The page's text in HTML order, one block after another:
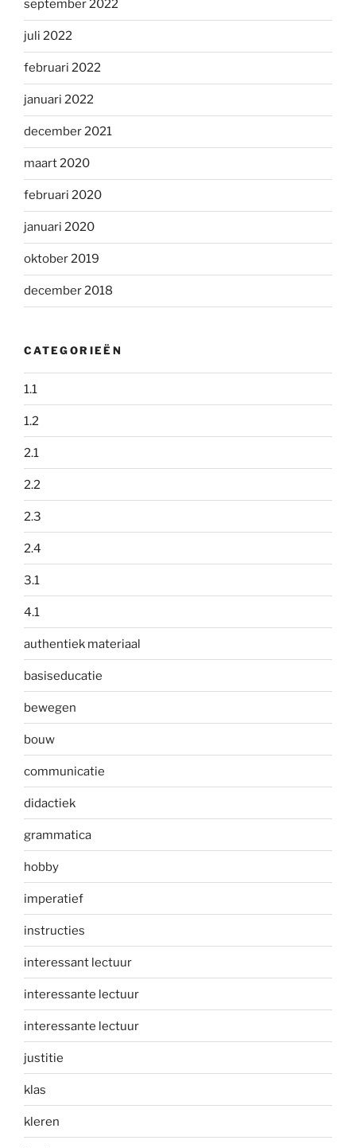
september 2022
juli 2022
februari 2022
januari 2022
december 2021
maart 2020
februari 2020
januari 2020
oktober 2019
december 2018
CATEGORIEËN
1.1
1.2
2.1
2.2
2.3
2.4
3.1
4.1
authentiek materiaal
basiseducatie
bewegen
bouw
communicatie
didactiek
grammatica
hobby
imperatief
instructies
interessant lectuur
interessante lectuur
interessante lectuur
justitie
klas
kleren